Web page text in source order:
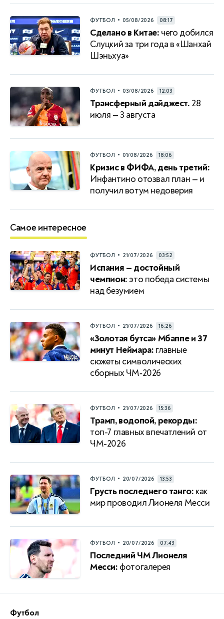
ФУТБОЛ • 05/08/2026 08:17
Сделано в Китае: чего добился
Слуцкий за три года в «Шанхай
Шэньхуа»
ФУТБОЛ • 03/08/2026 12:03
Трансферный дайджест. 28
июля — 3 августа
ФУТБОЛ • 01/08/2026 18:06
Кризис в ФИФА, день третий:
Инфантино отозвал план — и
получил вотум недоверия
Самое интересное
ФУТБОЛ • 21/07/2026 03:52
Испания — достойный
чемпион: это победа системы
над безумием
ФУТБОЛ • 21/07/2026 16:26
«Золотая бутса» Мбаппе и 37
минут Неймара: главные
сюжеты символических
сборных ЧМ‑2026
ФУТБОЛ • 21/07/2026 15:36
Трамп, водопой, рекорды:
топ-7 главных впечатлений от
ЧМ-2026
ФУТБОЛ • 20/07/2026 13:53
Грусть последнего танго: как
мир проводил Лионеля Месси
ФУТБОЛ • 20/07/2026 07:43
Последний ЧМ Лионеля
Месси: фотогалерея
Футбол